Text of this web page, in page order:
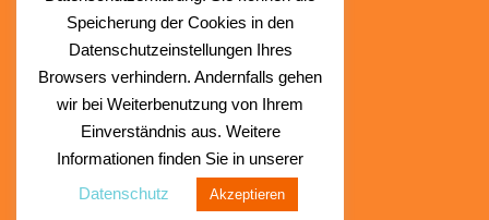
Speicherung der Cookies in den
Datenschutzeinstellungen Ihres
Browsers verhindern. Andernfalls gehen
wir bei Weiterbenutzung von Ihrem
Einverständnis aus. Weitere
Informationen finden Sie in unserer
Datenschutz
Akzeptieren